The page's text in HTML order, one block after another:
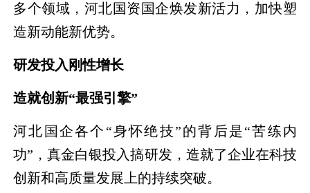
多个领域，河北国资国企焕发新活力，加快塑
造新动能新优势。
研发投入刚性增长
造就创新“最强引擎”
河北国企各个“身怀绝技”的背后是“苦练内
功”，真金白银投入搞研发，造就了企业在科技
创新和高质量发展上的持续突破。